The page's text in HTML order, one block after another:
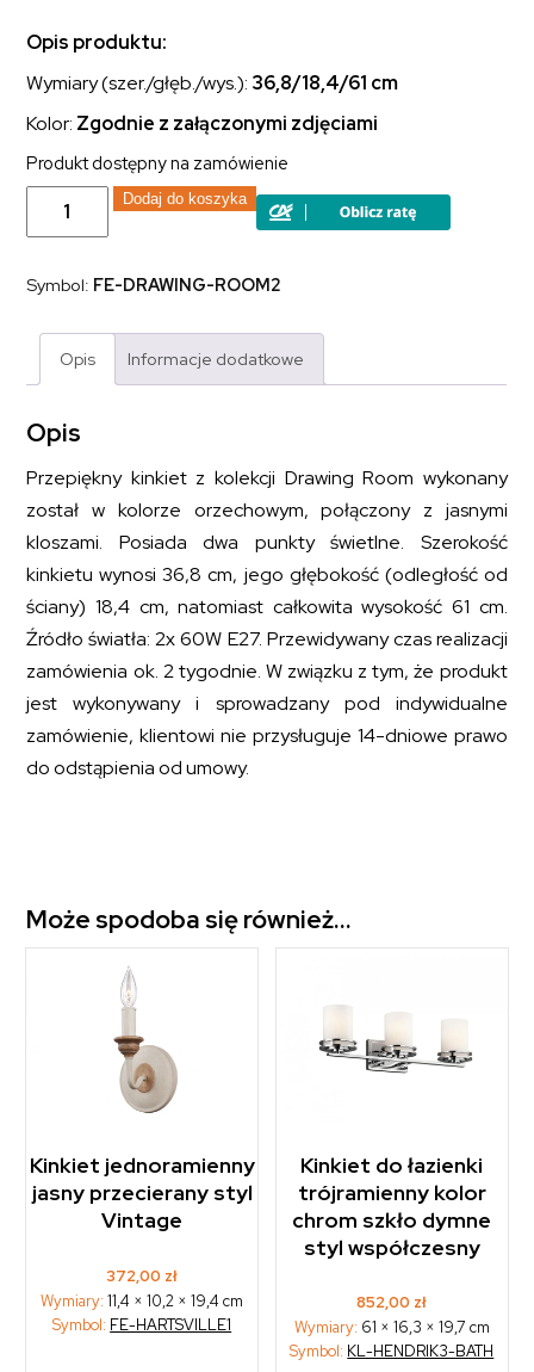
Opis produktu:
Wymiary (szer./głęb./wys.): 36,8/18,4/61 cm
Kolor: Zgodnie z załączonymi zdjęciami
Produkt dostępny na zamówienie
ilość
Kinkiet
lampa
brąz
styl
Dodaj do koszyka
Symbol: FE-DRAWING-ROOM2
Opis Informacje dodatkowe
Opis
Przepiękny kinkiet z kolekcji Drawing Room wykonany
został w kolorze orzechowym, połączony z jasnymi
kloszami. Posiada dwa punkty świetlne. Szerokość
kinkietu wynosi 36,8 cm, jego głębokość (odległość od
ściany) 18,4 cm, natomiast całkowita wysokość 61 cm.
Źródło światła: 2x 60W E27. Przewidywany czas realizacji
zamówienia ok. 2 tygodnie. W związku z tym, że produkt
jest wykonywany i sprowadzany pod indywidualne
zamówienie, klientowi nie przysługuje 14-dniowe prawo
do odstąpienia od umowy.
Może spodoba się również…
Kinkiet jednoramienny
jasny przecierany styl
Vintage
372,00 zł
Wymiary:11,4 × 10,2 × 19,4 cm
Symbol: FE-HARTSVILLE1
Kinkiet do łazienki
trójramienny kolor
chrom szkło dymne
styl współczesny
852,00 zł
Wymiary: 61 × 16,3 × 19,7 cm
Symbol: KL-HENDRIK3-BATH